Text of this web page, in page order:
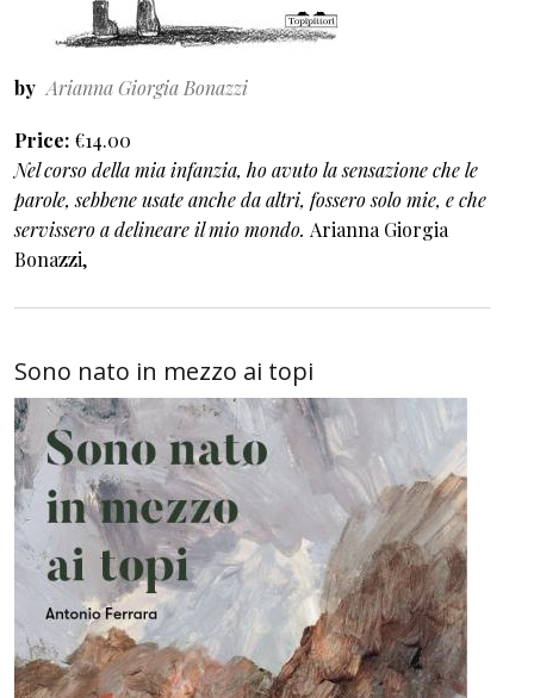
by Arianna Giorgia Bonazzi
Price €14.00
Nel corso della mia infanzia, ho avuto la sensazione che le
parole, sebbene usate anche da altri, fossero solo mie, e che
servissero a delineare il mio mondo. Arianna Giorgia
Bonazzi,
Sono nato in mezzo ai topi